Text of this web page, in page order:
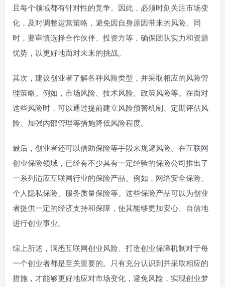
且每个领域都有针对性的竞争。因此，必须时刻关注市场变
化，及时调整运营策略，避免因自身原因带来的风险。同
时，要审慎选择合作伙伴、投资方等，确保团队实力和资源
优势，以更好地面对未来的挑战。
其次，建议创业者了解各种风险类型，并采取相应的风险管
理策略。例如，市场风险、技术风险、政策风险等。在面对
这些风险时，可以通过提前建立风险预警机制、定期评估风
险、加强内部管理等措施降低风险程度。
最后，创业者还可以借助保险等手段来规避风险。在互联网
创业保险领域，已经有不少具有一定经验的保险公司推出了
一系列适应互联网行业的保险产品。例如，网络安全保险、
个人隐私保险、服务质量保险等。这些保险产品可以为创业
者提供一定的经济支持和保障，使其能够更加安心、自信地
进行创业事业。
综上所述，洞悉互联网创业风险、打造创业保障机制对于每
一个创业者都是至关重要的。只有充分认识到并采取相应的
措施，才能够更好地应对市场变化，避免风险，实现创业梦